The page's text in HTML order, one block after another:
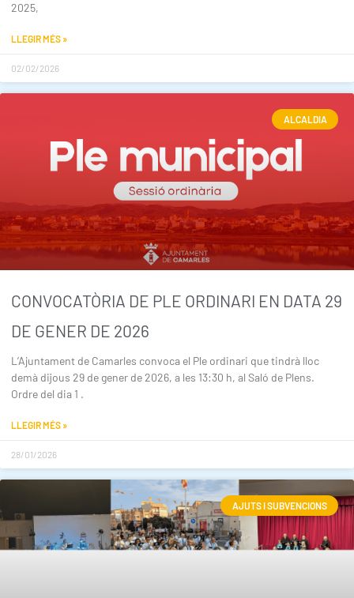
2025,
LLEGIR MÉS »
02/02/2026
ALCALDIA
CONVOCATÒRIA DE PLE ORDINARI EN DATA 29
DE GENER DE 2026
L’Ajuntament de Camarles convoca el Ple ordinari que tindrà lloc
demà dijous 29 de gener de 2026, a les 13:30 h, al Saló de Plens.
Ordre del dia 1 .
LLEGIR MÉS »
28/01/2026
AJUTS I SUBVENCIONS